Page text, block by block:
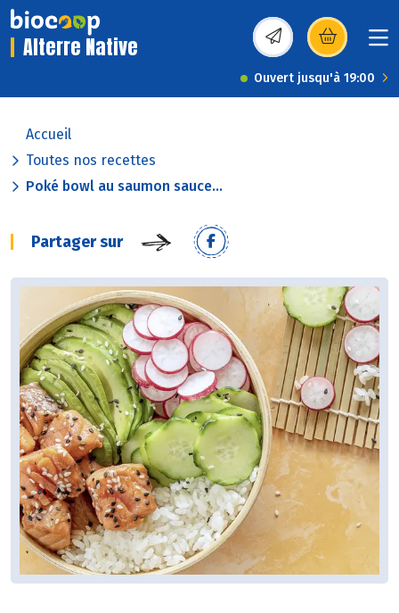
Alterre Native (s’ouvre dans une
Ouvert jusqu'à 19:00
Accueil
Toutes nos recettes
Poké bowl au saumon sauce...
Partager sur